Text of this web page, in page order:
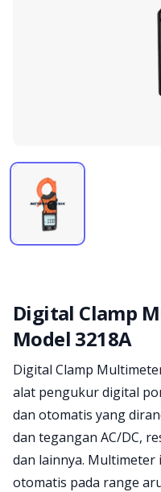
Digital Clamp
Model 3218A
Product information
Digital Clamp
alat pengukur digital
dan otomatis yang
dan tegangan AC/DC,
dan lainnya. Multimeter
otomatis pada range